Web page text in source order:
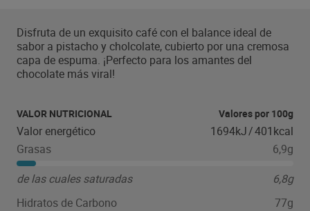
Disfruta de un exquisito café con el balance ideal de
sabor a pistacho y cholcolate, cubierto por una cremosa
capa de espuma. ¡Perfecto para los amantes del
chocolate más viral!
VALOR NUTRICIONAL Valores por 100g
Valor energético 1694kJ/401kcal
Grasas
6,9g
de las cuales saturadas
6,8g
Hidratos de Carbono
77g